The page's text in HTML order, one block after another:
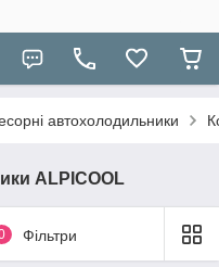
автохолодильники
ALPICOOL
Фільтри